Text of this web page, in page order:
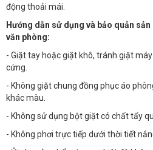
động thoải mái.
Hướng dẫn sử dụng và bảo quản
văn phòng:
- Giặt tay hoặc giặt khô, tránh giặt
cứng.
- Không giặt chung đồng phục áo
khác màu.
- Không sử dụng bột giặt có chất tẩy
- Không phơi trực tiếp dưới thời tiết